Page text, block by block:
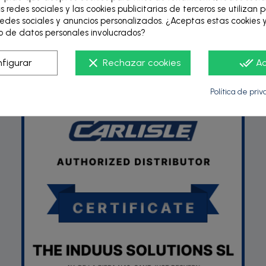
redes sociales y las cookies publicitarias de terceros se utilizan
sociales y anuncios personalizados. ¿Aceptas estas cookies
de datos personales involucrados?
done_all
clear Rechazar cookies
Política de